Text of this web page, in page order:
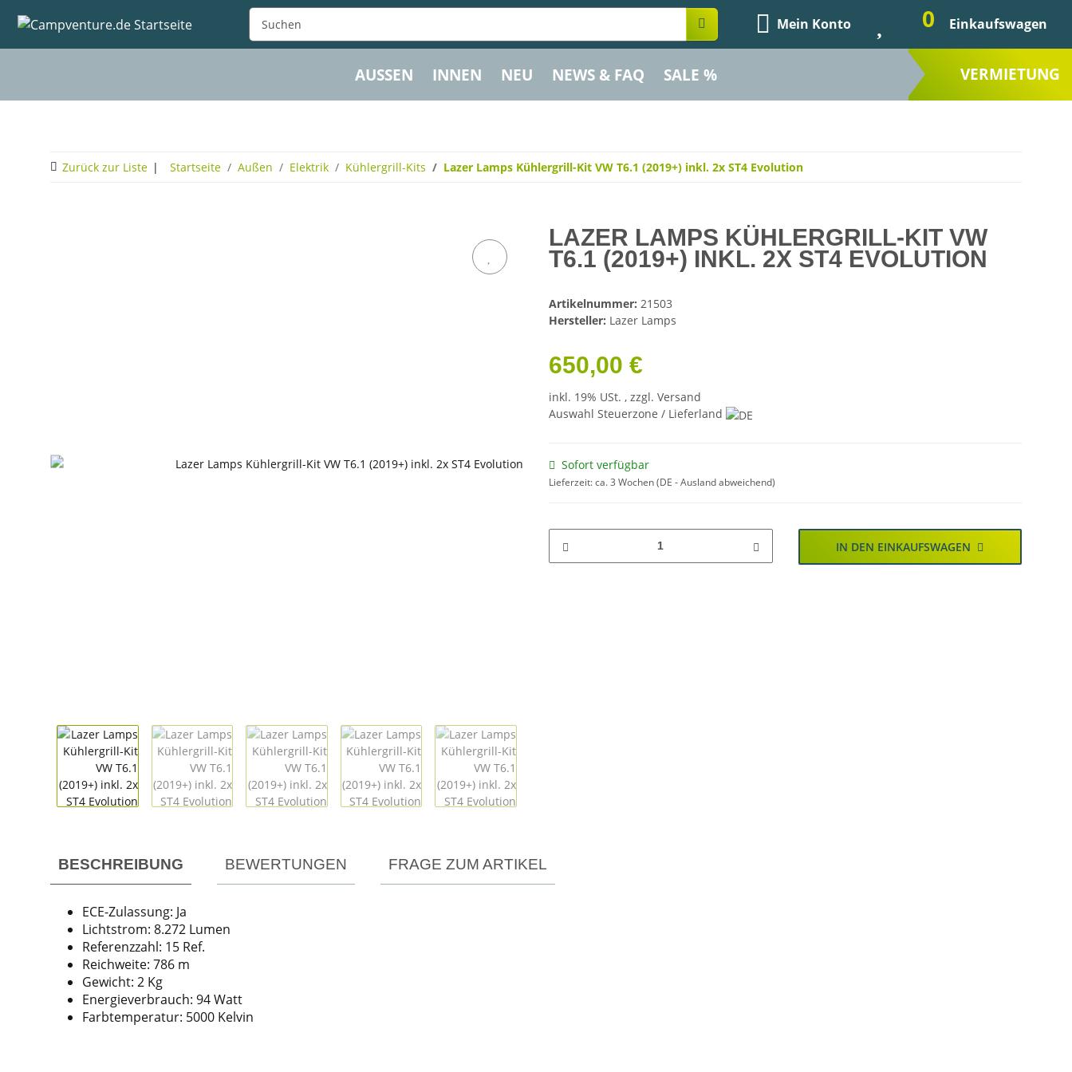
Mein Konto 0 Einkaufswagen
AUSSEN INNEN NEU NEWS & FAQ SALE % VERMIETUNG
Zurück zur Liste Startseite Außen Elektrik Kühlergrill-Kits Lazer Lamps Kühlergrill-Kit VW T6.1 (2019+) inkl. 2x ST4 Evolution
LAZER LAMPS KÜHLERGRILL-KIT VW
T6.1 (2019+) INKL. 2X ST4 EVOLUTION
Artikelnummer: 21503
Hersteller: Lazer Lamps
650,00 €
inkl. 19% USt. , zzgl. Versand
Auswahl Steuerzone / Lieferland
Sofort verfügbar
Lieferzeit:ca. 3 Wochen(DE - Ausland abweichend)
IN DEN EINKAUFSWAGEN
BESCHREIBUNG BEWERTUNGEN FRAGE ZUM ARTIKEL
ECE-Zulassung: Ja
Lichtstrom: 8.272 Lumen
Referenzzahl: 15 Ref.
Reichweite: 786 m
Gewicht: 2 Kg
Energieverbrauch: 94 Watt
Farbtemperatur: 5000 Kelvin